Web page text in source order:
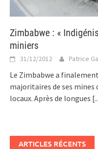
Zimbabwe : «
miniers
31/12/2012 Patrice
Le Zimbabwe a
majoritaires de ses
locaux. Après de longues
ARTICLES RÉCENTS